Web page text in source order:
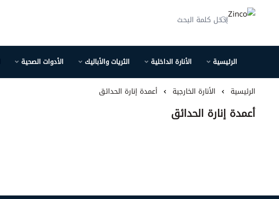
الرئيسية الأنارة الداخلية الثريات والأباليك الأدوات الصحية
الرئيسية الأنارة الخارجية أعمدة إنارة الحدائق
أعمدة إنارة الحدائق